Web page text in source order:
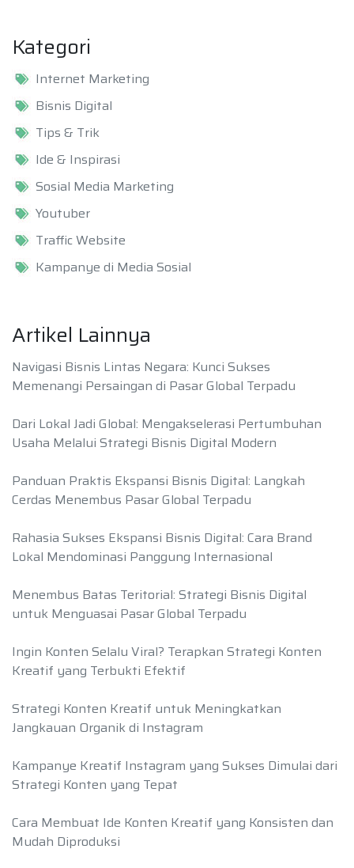
Kategori
Internet Marketing
Bisnis Digital
Tips & Trik
Ide & Inspirasi
Sosial Media Marketing
Youtuber
Traffic Website
Kampanye di Media Sosial
Artikel Lainnya
Navigasi Bisnis Lintas Negara: Kunci Sukses
Memenangi Persaingan di Pasar Global Terpadu
Dari Lokal Jadi Global: Mengakselerasi Pertumbuhan
Usaha Melalui Strategi Bisnis Digital Modern
Panduan Praktis Ekspansi Bisnis Digital: Langkah
Cerdas Menembus Pasar Global Terpadu
Rahasia Sukses Ekspansi Bisnis Digital: Cara Brand
Lokal Mendominasi Panggung Internasional
Menembus Batas Teritorial: Strategi Bisnis Digital
untuk Menguasai Pasar Global Terpadu
Ingin Konten Selalu Viral? Terapkan Strategi Konten
Kreatif yang Terbukti Efektif
Strategi Konten Kreatif untuk Meningkatkan
Jangkauan Organik di Instagram
Kampanye Kreatif Instagram yang Sukses Dimulai dari
Strategi Konten yang Tepat
Cara Membuat Ide Konten Kreatif yang Konsisten dan
Mudah Diproduksi